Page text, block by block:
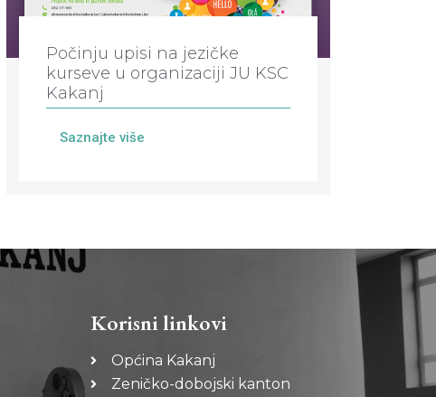
Počinju upisi na jezičke
kurseve u organizaciji JU KSC
Kakanj
Saznajte više
Korisni linkovi
Općina Kakanj
Zeničko-dobojski kanton